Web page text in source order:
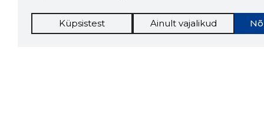
Küpsistest Ainult vajalikud